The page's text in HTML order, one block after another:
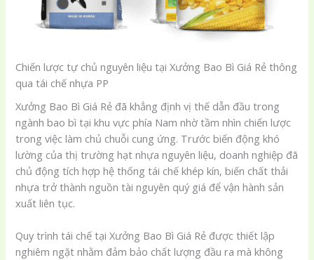
Chiến lược tự chủ nguyên liệu tại Xưởng Bao Bì Giá Rẻ thông
qua tái chế nhựa PP
Xưởng Bao Bì Giá Rẻ đã khẳng định vị thế dẫn đầu trong
ngành bao bì tại khu vực phía Nam nhờ tầm nhìn chiến lược
trong việc làm chủ chuỗi cung ứng. Trước biến động khó
lường của thị trường hạt nhựa nguyên liệu, doanh nghiệp đã
chủ động tích hợp hệ thống tái chế khép kín, biến chất thải
nhựa trở thành nguồn tài nguyên quý giá để vận hành sản
xuất liên tục.
Quy trình tái chế tại Xưởng Bao Bì Giá Rẻ được thiết lập
nghiêm ngặt nhằm đảm bảo chất lượng đầu ra mà không